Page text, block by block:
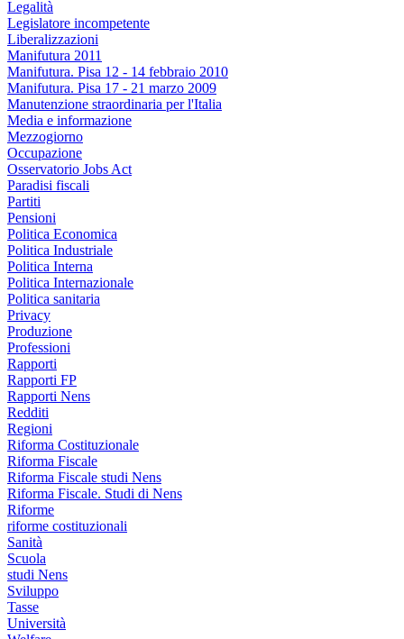
Legalità
Legislatore incompetente
Liberalizzazioni
Manifutura 2011
Manifutura. Pisa 12 - 14 febbraio 2010
Manifutura. Pisa 17 - 21 marzo 2009
Manutenzione straordinaria per l'Italia
Media e informazione
Mezzogiorno
Occupazione
Osservatorio Jobs Act
Paradisi fiscali
Partiti
Pensioni
Politica Economica
Politica Industriale
Politica Interna
Politica Internazionale
Politica sanitaria
Privacy
Produzione
Professioni
Rapporti
Rapporti FP
Rapporti Nens
Redditi
Regioni
Riforma Costituzionale
Riforma Fiscale
Riforma Fiscale studi Nens
Riforma Fiscale. Studi di Nens
Riforme
riforme costituzionali
Sanità
Scuola
studi Nens
Sviluppo
Tasse
Università